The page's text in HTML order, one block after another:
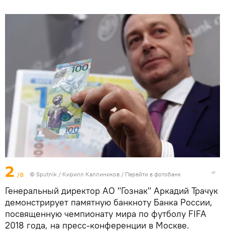
2 /8 © Sputnik / Кирилл Каллиников / Перейти в фотобанк
Генеральный директор АО "Гознак" Аркадий Трачук
демонстрирует памятную банкноту Банка России,
посвященную чемпионату мира по футболу FIFA
2018 года, на пресс-конференции в Москве.